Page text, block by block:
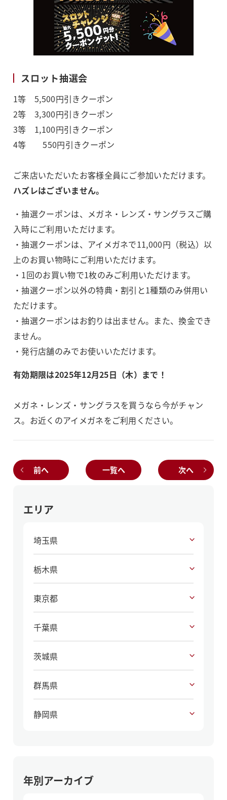
スロット抽選会
1等 5,500円引きクーポン
2等 3,300円引きクーポン
3等 1,100円引きクーポン
4等 550円引きクーポン
ご来店いただいたお客様全員にご参加いただけます。
ハズレはございません。
・抽選クーポンは、メガネ・レンズ・サングラスご購
入時にご利用いただけます。
・抽選クーポンは、アイメガネで11,000円（税込）以
上のお買い物時にご利用いただけます。
・1回のお買い物で1枚のみご利用いただけます。
・抽選クーポン以外の特典・割引と1種類のみ併用い
ただけます。
・抽選クーポンはお釣りは出ません。また、換金でき
ません。
・発行店舗のみでお使いいただけます。
有効期限は2025年12月25日（木）まで！
メガネ・レンズ・サングラスを買うなら今がチャン
ス。お近くのアイメガネをご利用ください。
前へ 一覧へ 次へ
エリア
埼玉県
栃木県
東京都
千葉県
茨城県
群馬県
静岡県
年別アーカイブ